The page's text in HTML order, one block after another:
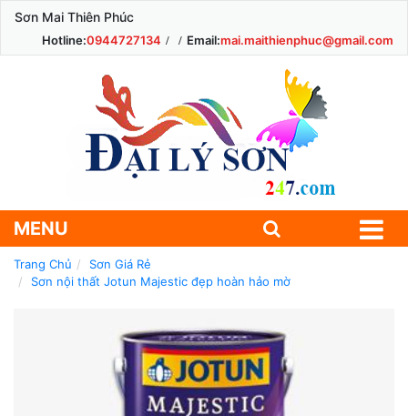
Sơn Mai Thiên Phúc
Hotline:0944727134 Email:mai.maithienphuc@gmail.com
MENU
Trang Chủ
Sơn Giá Rẻ
Sơn nội thất Jotun Majestic đẹp hoàn hảo mờ